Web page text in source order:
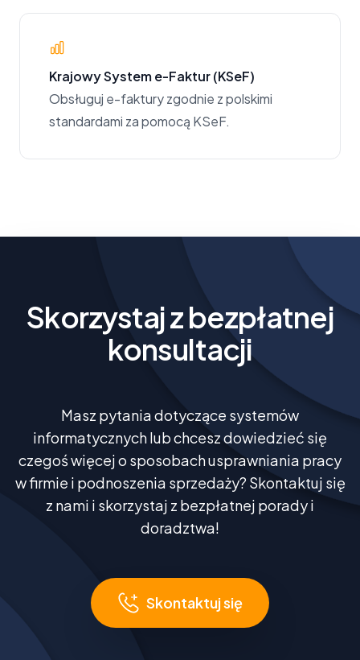
Krajowy System e-Faktur (KSeF)
Obsługuj e-faktury zgodnie z polskimi
standardami za pomocą KSeF.
Skorzystaj z bezpłatnej
konsultacji
Masz pytania dotyczące systemów
informatycznych lub chcesz dowiedzieć się
czegoś więcej o sposobach usprawniania pracy
w firmie i podnoszenia sprzedaży? Skontaktuj się
z nami i skorzystaj z bezpłatnej porady i
doradztwa!
Skontaktuj się